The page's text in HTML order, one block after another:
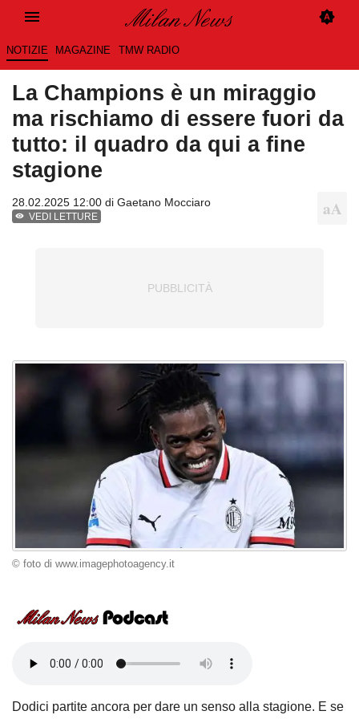
NOTIZIE MAGAZINE TMW RADIO
La Champions è un miraggio
ma rischiamo di essere fuori da
tutto: il quadro da qui a fine
stagione
28.02.2025 12:00 di Gaetano Mocciaro
VEDI LETTURE
© foto di www.imagephotoagency.it
Dodici partite ancora per dare un senso alla stagione. E se